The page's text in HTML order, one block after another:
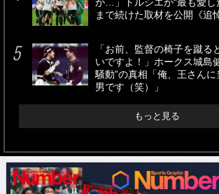
が…」トルシエが“最も愛し
まで続けた取材を公開《追
「お前、監督の椅子を蹴る
いですよ！」ホークス城島
騒動”の真相「俺、王さん
男です（笑）」
もっと見る